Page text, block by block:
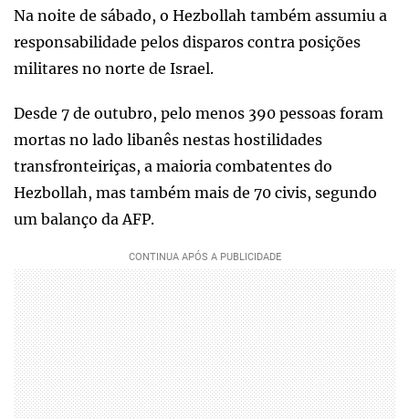
Na noite de sábado, o Hezbollah também assumiu a
responsabilidade pelos disparos contra posições
militares no norte de Israel.
Desde 7 de outubro, pelo menos 390 pessoas foram
mortas no lado libanês nestas hostilidades
transfronteiriças, a maioria combatentes do
Hezbollah, mas também mais de 70 civis, segundo
um balanço da AFP.